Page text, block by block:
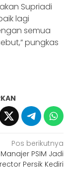
Supriadi
lagi
semua
pungkas
Pos berikutnya
PSIM Jadi
Persik Kediri